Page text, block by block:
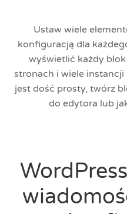
Ustaw wiele
konfiguracją dla
wyświetlić każdy
stronach i wiele instancji
jest dość prosty, twórz
do edytora lub